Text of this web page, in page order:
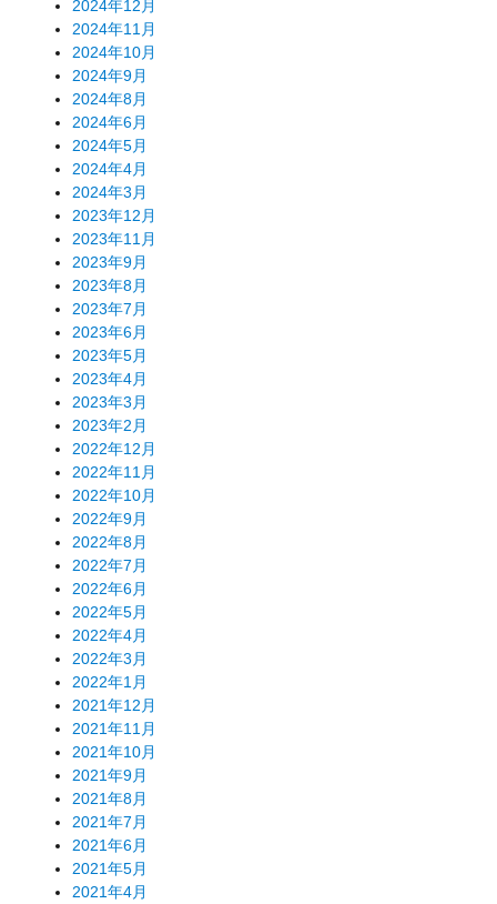
2024年12月
2024年11月
2024年10月
2024年9月
2024年8月
2024年6月
2024年5月
2024年4月
2024年3月
2023年12月
2023年11月
2023年9月
2023年8月
2023年7月
2023年6月
2023年5月
2023年4月
2023年3月
2023年2月
2022年12月
2022年11月
2022年10月
2022年9月
2022年8月
2022年7月
2022年6月
2022年5月
2022年4月
2022年3月
2022年1月
2021年12月
2021年11月
2021年10月
2021年9月
2021年8月
2021年7月
2021年6月
2021年5月
2021年4月